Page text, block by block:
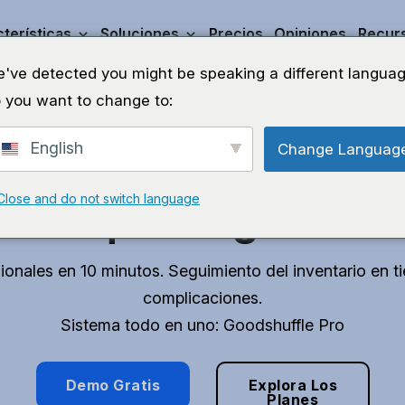
Soluciones Precios Opiniones
tiempo para
lo que te gusta.
en 10 minutos. Seguimiento del inventario en
complicaciones.
Sistema todo en uno: Goodshuffle Pro
Demo Gratis
Explora Los
Planes
detected you might be speaking a different
you want to change to:
English Change
and do not switch language